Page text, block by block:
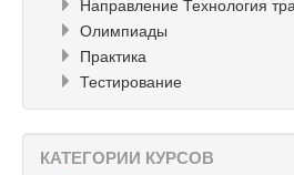
Направление Технология
Олимпиады
Практика
Тестирование
КАТЕГОРИИ КУРСОВ